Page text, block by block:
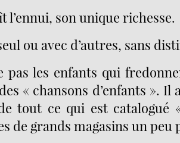
l’ennui, son unique richesse.
ou avec d’autres, sans
pas les enfants qui
« chansons d’enfants ». Il
tout ce qui est catalogué
de grands magasins un peu